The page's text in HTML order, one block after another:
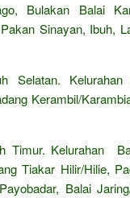
Bulakan Balai
Sinayan, Ibuh,
Selatan.
Kerambil/
Timur. Kelurahan
Tiakar Hilir/Hilie,
Balai